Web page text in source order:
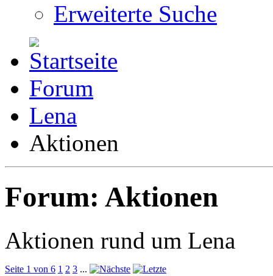
Erweiterte Suche
Forum
Lena
Aktionen
Forum: Aktionen
Aktionen rund um Lena
Seite 1 von 6 1 2 3 ...